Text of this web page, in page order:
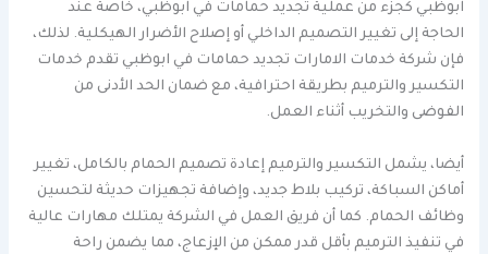
ابوظبي كجزء من عملية تجديد حمامات في ابوظبي، خاصة عند
الحاجة إلى تغيير التصميم الداخلي أو إصلاح الأضرار الهيكلية. لذلك،
فإن شركة خدمات الامارات تجديد حمامات في ابوظبي تقدم خدمات
التكسير والترميم بطريقة احترافية، مع ضمان الحد الأدنى من
الفوضى والتخريب أثناء العمل.
أيضا، يشمل التكسير والترميم إعادة تصميم الحمام بالكامل، تغيير
أماكن السباكة، تركيب بلاط جديد، وإضافة تجهيزات حديثة لتحسين
وظائف الحمام. كما أن فريق العمل في الشركة يمتلك مهارات عالية
في تنفيذ الترميم بأقل قدر ممكن من الإزعاج، مما يضمن راحة